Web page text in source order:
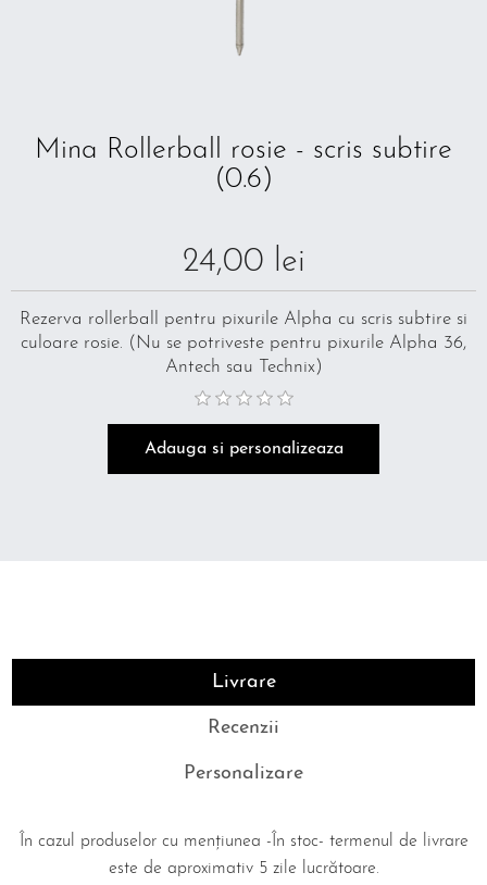
Mina Rollerball rosie - scris subtire
(0.6)
24,00 lei
Rezerva rollerball pentru pixurile Alpha cu scris subtire si
culoare rosie. (Nu se potriveste pentru pixurile Alpha 36,
Antech sau Technix)
Adauga si personalizeaza
Livrare
Recenzii
Personalizare
În cazul produselor cu mențiunea -În stoc- termenul de livrare
este de aproximativ 5 zile lucrătoare.